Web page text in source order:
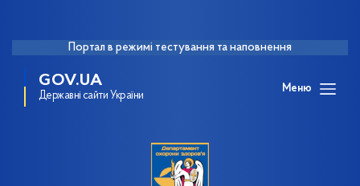
Портал в режимі тестування та наповнення
GOV.UA
Державні сайти України
Меню